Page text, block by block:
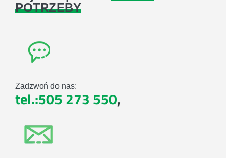
POTRZEBY
Zadzwoń do nas:
tel.:505 273 550,